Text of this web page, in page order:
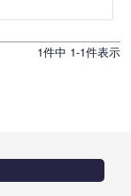
1件中 1-1件表示